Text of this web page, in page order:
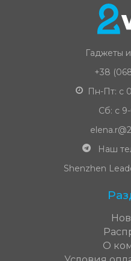
Гаджеты
+38
Пн-Пт: с
Сб: с
Наш
Shenzhen
О